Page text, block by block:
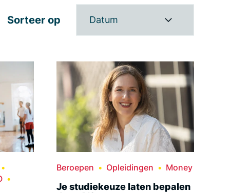
Sorteer op Datum
Beroepen Opleidingen Money
Je studiekeuze laten bepalen